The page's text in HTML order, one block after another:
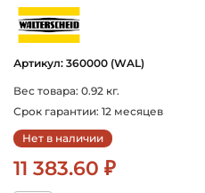
Артикул: 360000 (WAL)
Вес товара: 0.92 кг.
Срок гарантии: 12 месяцев
Нет в наличии
11 383.60 ₽